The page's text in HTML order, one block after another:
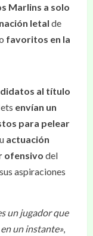
Marlins a solo
letal de
favoritos en la
al título
envían un
para pelear
actuación
ofensivo del
aspiraciones
un jugador que
un instante»,